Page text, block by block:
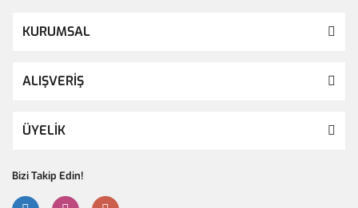
KURUMSAL
ALIŞVERİŞ
ÜYELİK
Bizi Takip Edin!